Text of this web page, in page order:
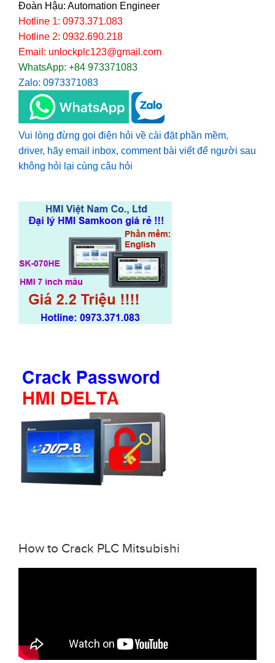
Đoàn Hậu: Automation Engineer
Hotline 1: 0973.371.083
Hotline 2: 0932.690.218
Email: unlockplc123@gmail.com
WhatsApp: +84 973371083
Zalo: 0973371083
Vui lòng đừng gọi điện hỏi về cài đặt phần mềm,
driver, hãy email inbox, comment bài viết để người sau
không hỏi lại cùng câu hỏi
How to Crack PLC Mitsubishi